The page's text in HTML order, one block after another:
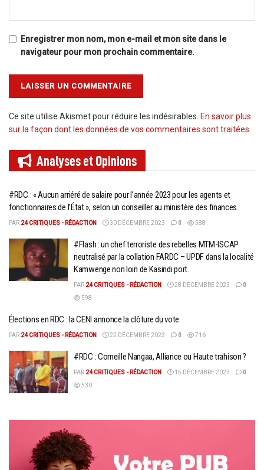
Enregistrer mon nom, mon e-mail et mon site dans le
navigateur pour mon prochain commentaire.
Ce site utilise Akismet pour réduire les indésirables. En savoir plus
sur la façon dont les données de vos commentaires sont traitées
Analyses etOpinions
#RDC : « Aucun arriéré de salaire pour l’année 2023 pour les agents et
fonctionnaires de l’État », selon un conseiller au ministère des finances.
PAR 24 CRITIQUES - RÉDACTION 30 DÉCEMBRE 2023 0 588
#Flash : un chef terroriste des rebelles MTM-ISCAP
neutralisé par la collation FARDC – UPDF dans la localité
Kamwenge non loin de Kasindi port.
PAR 24 CRITIQUES - RÉDACTION 28 DÉCEMBRE 2023
0
598
Élections en RDC : la CENI annonce la clôture du vote.
PAR 24 CRITIQUES - RÉDACTION 22 DÉCEMBRE 2023 0 716
#RDC : Corneille Nangaa, Alliance ou Haute trahison ?
PAR 24 CRITIQUES - RÉDACTION 15 DÉCEMBRE 2023
0
530